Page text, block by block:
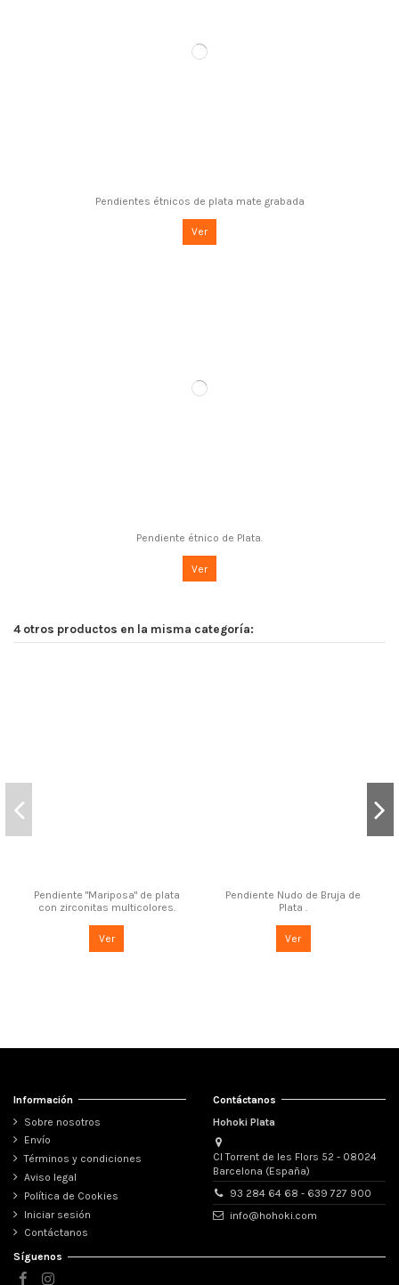
Pendientes étnicos de plata mate grabada
Ver
Pendiente étnico de Plata.
Ver
4 otros productos en la misma categoría:
Pendiente "Mariposa" de plata
con zirconitas multicolores.
Ver
Pendiente Nudo de Bruja de
Plata .
Ver
Información
Sobre nosotros
Envío
Términos y condiciones
Aviso legal
Política de Cookies
Iniciar sesión
Contáctanos
Contáctanos
Hohoki Plata
Cl Torrent de les Flors 52 - 08024
Barcelona (España)
93 284 64 68 - 639 727 900
info@hohoki.com
Síguenos